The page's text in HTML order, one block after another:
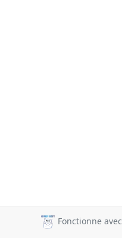
Fonctionne avec